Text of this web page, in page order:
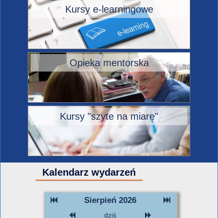
Kursy e-learningowe
Opieka mentorska
Kursy "szyte na miarę"
Kalendarz wydarzeń
Sierpień 2026
dziś